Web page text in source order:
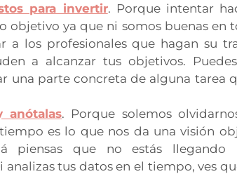
para invertir. Porque intentar
objetivo ya que ni somos buenas en
a los profesionales que hagan su
a alcanzar tus objetivos.
una parte concreta de alguna tarea
anótalas. Porque solemos
es lo que nos da una visión
piensas que no estás
analizas tus datos en el tiempo, ves